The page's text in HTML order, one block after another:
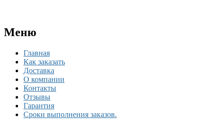
Меню
Главная
Как заказать
Доставка
О компании
Контакты
Отзывы
Гарантия
Сроки выполнения заказов.